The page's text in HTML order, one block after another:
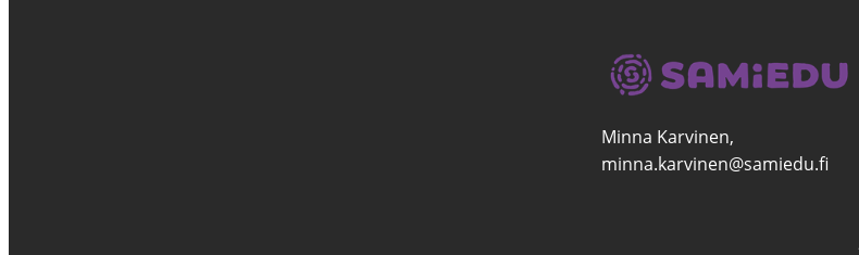
Minna Karvinen,
minna.karvinen@samiedu.fi